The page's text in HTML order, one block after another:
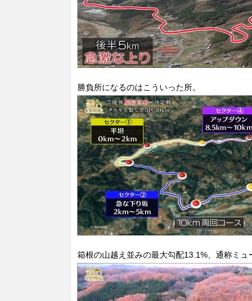
勝負所になるのはこういった所。
箱根の山越え並みの最大勾配13.1%、通称ミュ